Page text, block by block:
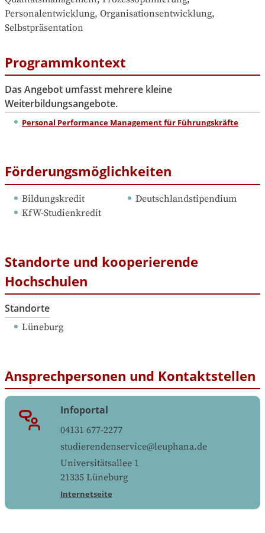
Personalentwicklung, Organisationsentwicklung,
Selbstpräsentation
Programmkontext
Das Angebot umfasst mehrere kleine
Weiterbildungsangebote.
Personal Performance Management für Führungskräfte
Förderungsmöglichkeiten
Bildungskredit
Deutschlandstipendium
KfW-Studienkredit
Standorte und kooperierende
Hochschulen
Standorte
Lüneburg
Ansprechpersonen und Kontaktstellen
Infoportal
04131 677-2277
studierendenservice@leuphana.de
Universitätsallee 1
21335 Lüneburg
Internetseite